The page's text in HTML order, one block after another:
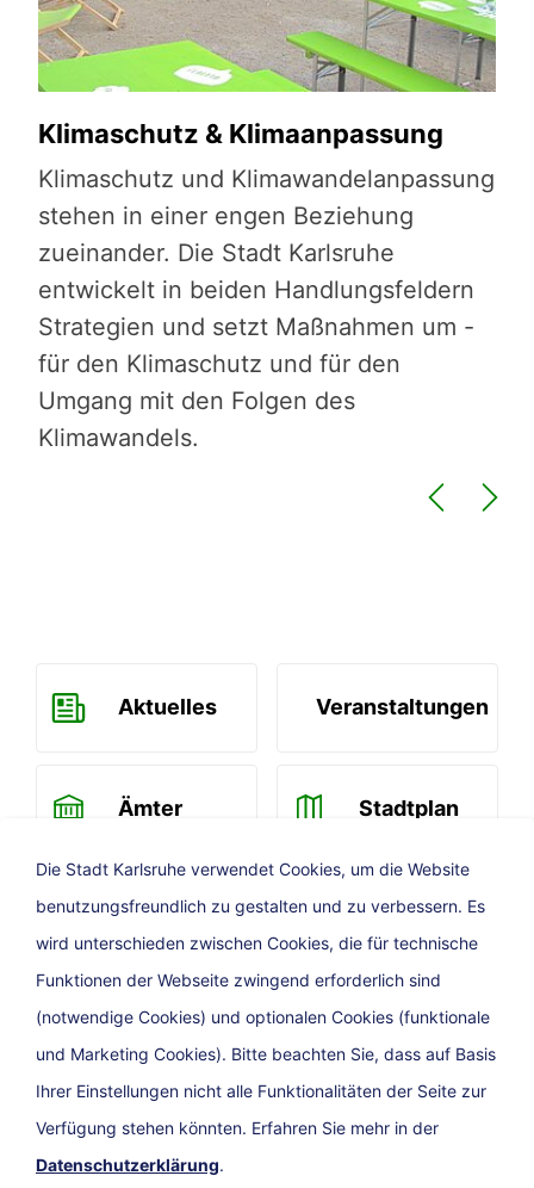
Klimaschutz & Klimaanpassung
Klimaschutz und Klimawandelanpassung
stehen in einer engen Beziehung
zueinander. Die Stadt Karlsruhe
entwickelt in beiden Handlungsfeldern
Strategien und setzt Maßnahmen um -
für den Klimaschutz und für den
Umgang mit den Folgen des
Klimawandels.
Aktuelles Veranstaltungen
Ämter Stadtplan
Newsletter
Presse Impressum
Die Stadt Karlsruhe verwendet Cookies, um die Website
benutzungsfreundlich zu gestalten und zu verbessern. Es
wird unterschieden zwischen Cookies, die für technische
Funktionen der Webseite zwingend erforderlich sind
(notwendige Cookies) und optionalen Cookies (funktionale
und Marketing Cookies). Bitte beachten Sie, dass auf Basis
Ihrer Einstellungen nicht alle Funktionalitäten der Seite zur
Verfügung stehen könnten. Erfahren Sie mehr in der
Datenschutzerklärung.